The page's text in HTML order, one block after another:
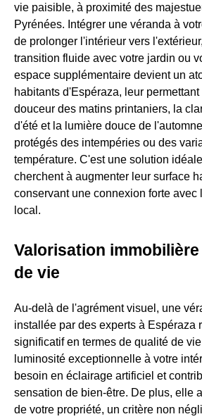
vie paisible, à proximité des
Pyrénées. Intégrer une véranda à
de prolonger l'intérieur vers
transition fluide avec votre jardin ou
espace supplémentaire devient un
habitants d'Espéraza, leur
douceur des matins printaniers, la
d'été et la lumière douce de
protégés des intempéries ou des
température. C'est une solution
cherchent à augmenter leur surface
conservant une connexion forte avec
local.
Valorisation
de vie
Au-delà de l'agrément visuel, une
installée par des experts à Espéraza
significatif en termes de qualité de
luminosité exceptionnelle à votre
besoin en éclairage artificiel et
sensation de bien-être. De plus, elle
de votre propriété, un critère non